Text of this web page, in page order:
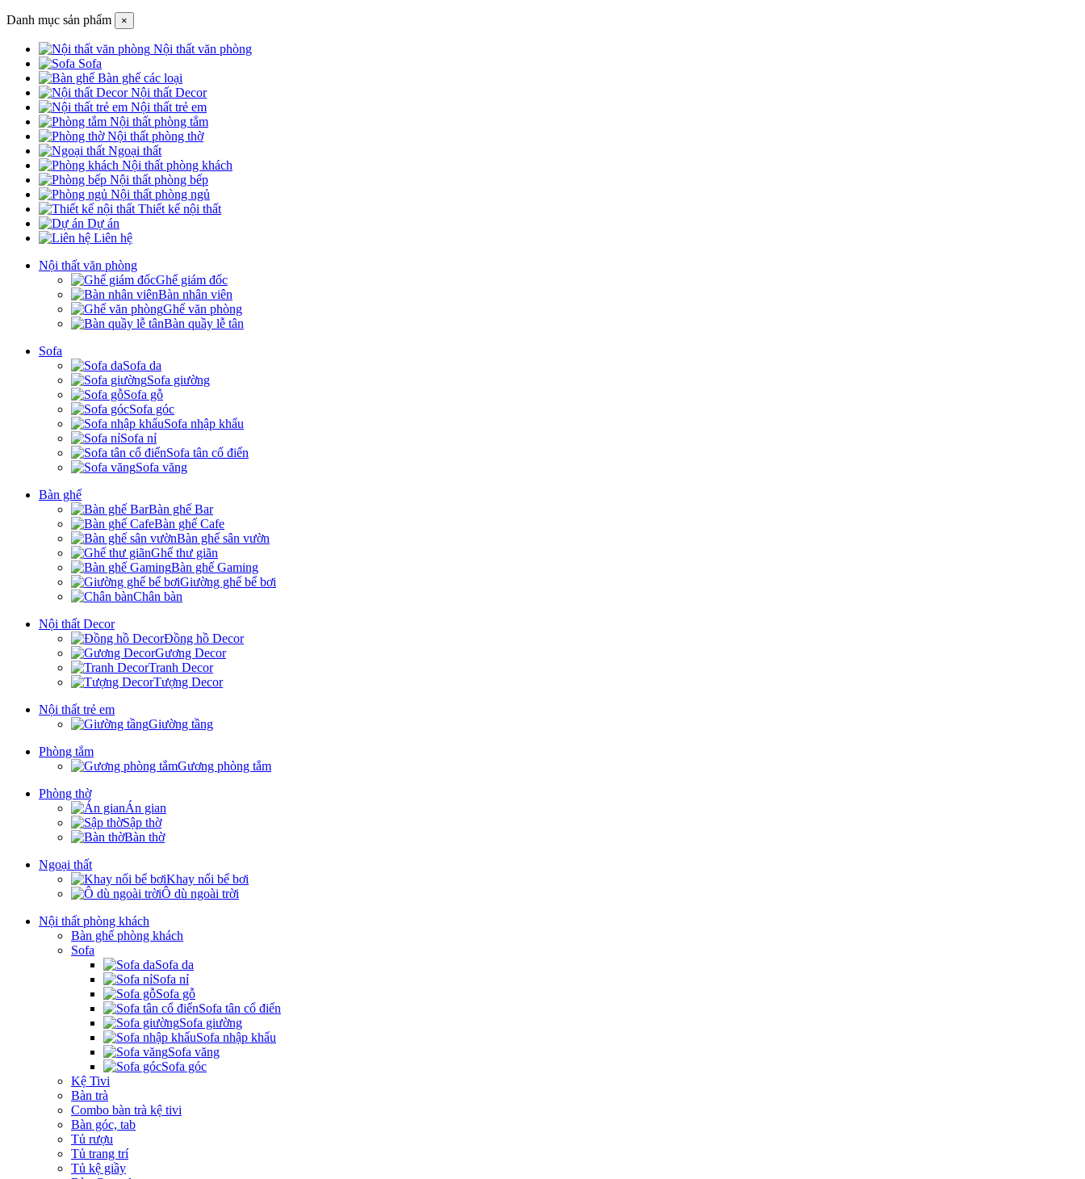
Danh mục sản phẩm ×
Nội thất văn phòng
Sofa
Bàn ghế các loại
Nội thất Decor
Nội thất trẻ em
Nội thất phòng tắm
Nội thất phòng thờ
Ngoại thất
Nội thất phòng khách
Nội thất phòng bếp
Nội thất phòng ngủ
Thiết kế nội thất
Dự án
Liên hệ
Nội thất văn phòng
Ghế giám đốc
Bàn nhân viên
Ghế văn phòng
Bàn quầy lễ tân
Sofa
Sofa da
Sofa giường
Sofa gỗ
Sofa góc
Sofa nhập khẩu
Sofa nỉ
Sofa tân cổ điển
Sofa văng
Bàn ghế
Bàn ghế Bar
Bàn ghế Cafe
Bàn ghế sân vườn
Ghế thư giãn
Bàn ghế Gaming
Giường ghế bể bơi
Chân bàn
Nội thất Decor
Đồng hồ Decor
Gương Decor
Tranh Decor
Tượng Decor
Nội thất trẻ em
Giường tầng
Phòng tắm
Gương phòng tắm
Phòng thờ
Án gian
Sập thờ
Bàn thờ
Ngoại thất
Khay nổi bể bơi
Ô dù ngoài trời
Nội thất phòng khách
Bàn ghế phòng khách
Sofa
Sofa da
Sofa nỉ
Sofa gỗ
Sofa tân cổ điển
Sofa giường
Sofa nhập khẩu
Sofa văng
Sofa góc
Kệ Tivi
Bàn trà
Combo bàn trà kệ tivi
Bàn góc, tab
Tủ rượu
Tủ trang trí
Tủ kệ giầy